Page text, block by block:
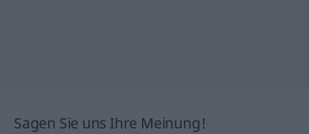
Sagen Sie uns Ihre Meinung!